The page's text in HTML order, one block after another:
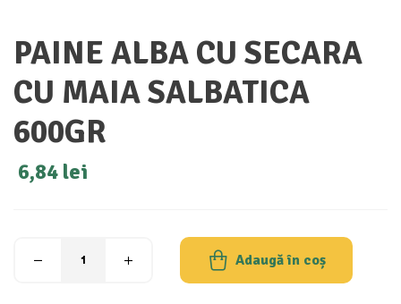
PAINE ALBA CU SECARA
CU MAIA SALBATICA
600GR
6,84 lei
Adaugă în coș